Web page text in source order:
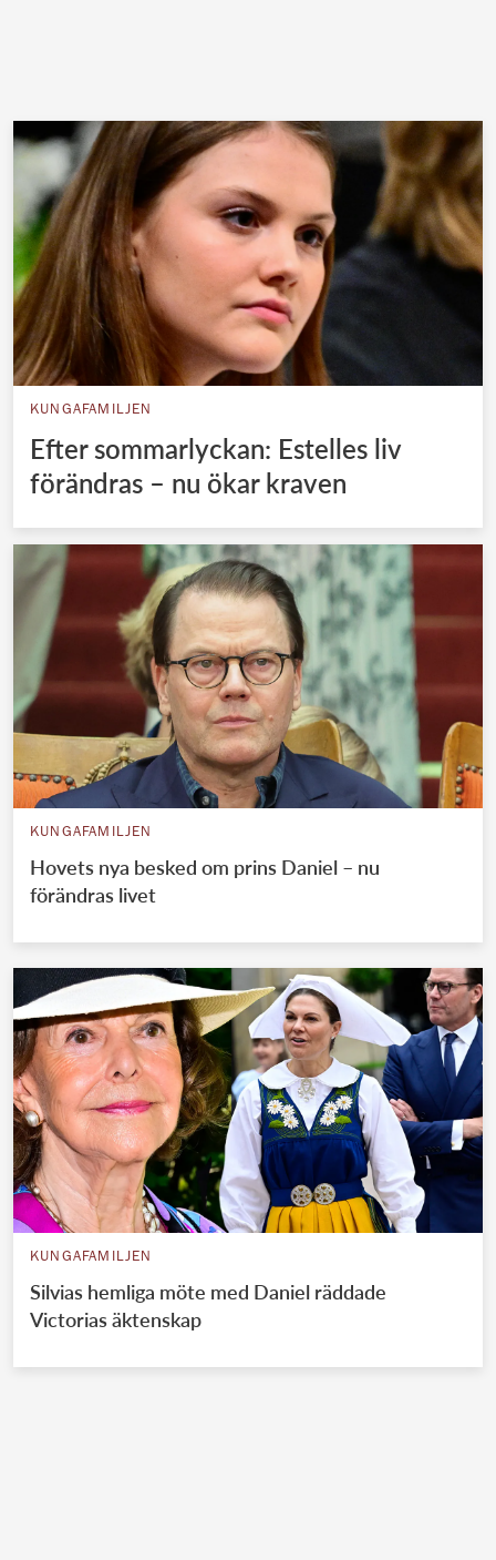
KUNGAFAMILJEN
Efter sommarlyckan: Estelles liv
förändras – nu ökar kraven
KUNGAFAMILJEN
Hovets nya besked om prins Daniel – nu
förändras livet
KUNGAFAMILJEN
Silvias hemliga möte med Daniel räddade
Victorias äktenskap